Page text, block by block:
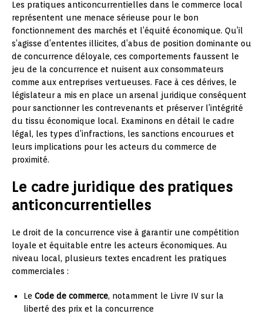
Les pratiques anticoncurrentielles dans le commerce local
représentent une menace sérieuse pour le bon
fonctionnement des marchés et l’équité économique. Qu’il
s’agisse d’ententes illicites, d’abus de position dominante ou
de concurrence déloyale, ces comportements faussent le
jeu de la concurrence et nuisent aux consommateurs
comme aux entreprises vertueuses. Face à ces dérives, le
législateur a mis en place un arsenal juridique conséquent
pour sanctionner les contrevenants et préserver l’intégrité
du tissu économique local. Examinons en détail le cadre
légal, les types d’infractions, les sanctions encourues et
leurs implications pour les acteurs du commerce de
proximité.
Le cadre juridique des pratiques
anticoncurrentielles
Le droit de la concurrence vise à garantir une compétition
loyale et équitable entre les acteurs économiques. Au
niveau local, plusieurs textes encadrent les pratiques
commerciales :
Le Code de commerce, notamment le Livre IV sur la
liberté des prix et la concurrence